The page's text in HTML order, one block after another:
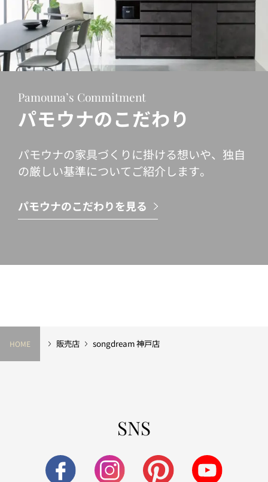
Pamouna’s Commitment
パモウナのこだわり
パモウナの家具づくりに掛ける想いや、独自
の厳しい基準についてご紹介します。
パモウナのこだわりを見る
HOME 販売店 songdream 神戸店
SNS